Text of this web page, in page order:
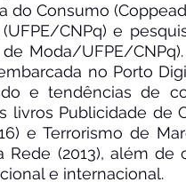
do Consumo
CNPq) e
Moda/UFPE/
no Porto
e tendências de
livros Publicidade de
e Terrorismo de
Rede (2013), além
e internacional.